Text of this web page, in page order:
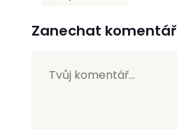
Zanechat komentář